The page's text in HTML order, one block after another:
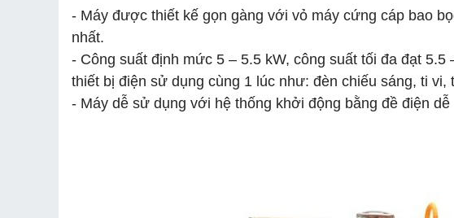
- Máy được thiết kế gọn gàng với vỏ máy cứng cáp bao
nhất.
- Công suất định mức 5 – 5.5 kW, công suất tối đa đạt
thiết bị điện sử dụng cùng 1 lúc như: đèn chiếu sáng, ti
- Máy dễ sử dụng với hệ thống khởi động bằng đề điện